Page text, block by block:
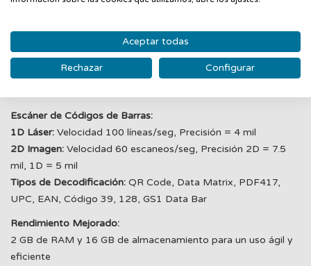
IEEE 802.11 b/g/n
Bluetooth:Bluetooth 4.0
GPS:
Soporta GPS / A-GPS
Escáner de Códigos de Barras:
1D Láser: Velocidad 100 líneas/seg, Precisión = 4 mil
2D Imagen: Velocidad 60 escaneos/seg, Precisión 2D = 7.5
mil, 1D = 5 mil
Tipos de Decodificación: QR Code, Data Matrix, PDF417,
UPC, EAN, Código 39, 128, GS1 Data Bar
Rendimiento Mejorado:
2 GB de RAM y 16 GB de almacenamiento para un uso ágil y
eficiente
Aceptar todas
Rechazar Configurar